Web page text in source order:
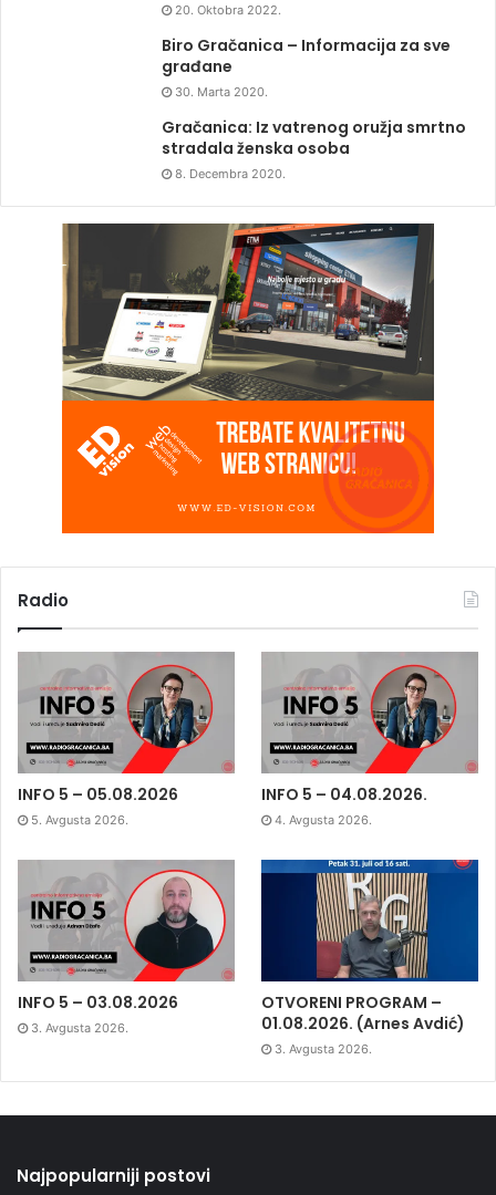
20. Oktobra 2022.
Biro Gračanica – Informacija za sve
građane
30. Marta 2020.
Gračanica: Iz vatrenog oružja smrtno
stradala ženska osoba
8. Decembra 2020.
Radio
INFO 5 – 05.08.2026
5. Avgusta 2026.
INFO 5 – 04.08.2026.
4. Avgusta 2026.
INFO 5 – 03.08.2026
3. Avgusta 2026.
OTVORENI PROGRAM –
01.08.2026. (Arnes Avdić)
3. Avgusta 2026.
Najpopularniji postovi